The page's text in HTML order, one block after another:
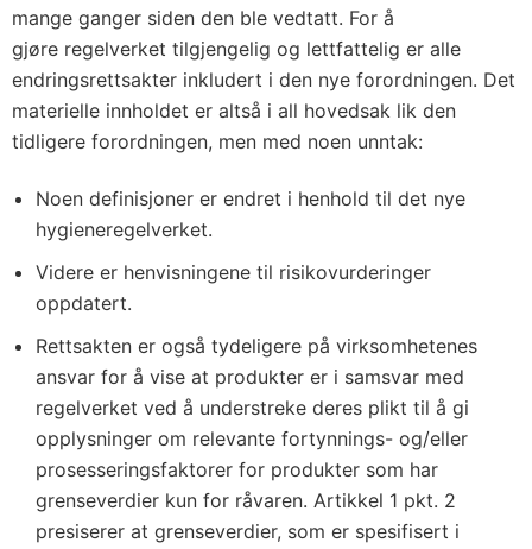
mange ganger siden den ble vedtatt. For å
gjøre regelverket tilgjengelig og lettfattelig er alle
endringsrettsakter inkludert i den nye forordningen. Det
materielle innholdet er altså i all hovedsak lik den
tidligere forordningen, men med noen unntak:
Noen definisjoner er endret i henhold til det nye
hygieneregelverket.
Videre er henvisningene til risikovurderinger
oppdatert.
Rettsakten er også tydeligere på virksomhetenes
ansvar for å vise at produkter er i samsvar med
regelverket ved å understreke deres plikt til å gi
opplysninger om relevante fortynnings- og/eller
prosesseringsfaktorer for produkter som har
grenseverdier kun for råvaren. Artikkel 1 pkt. 2
presiserer at grenseverdier, som er spesifisert i